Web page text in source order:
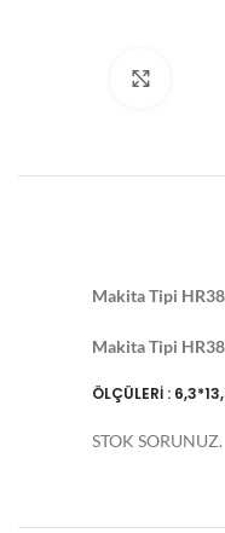
Makita Tipi
Makita Tipi
ÖLÇÜLERİ :
STOK SORUNUZ.